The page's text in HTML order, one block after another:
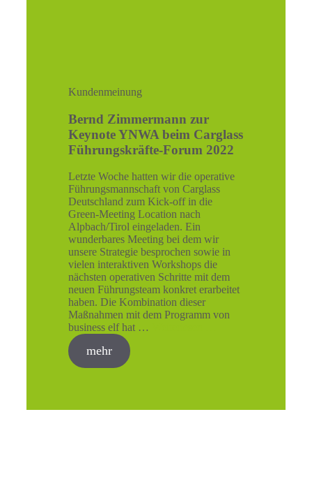
Kundenmeinung
Bernd Zimmermann zur
Keynote YNWA beim Carglass
Führungskräfte-Forum 2022
Letzte Woche hatten wir die operative
Führungsmannschaft von Carglass
Deutschland zum Kick-off in die
Green-Meeting Location nach
Alpbach/Tirol eingeladen. Ein
wunderbares Meeting bei dem wir
unsere Strategie besprochen sowie in
vielen interaktiven Workshops die
nächsten operativen Schritte mit dem
neuen Führungsteam konkret erarbeitet
haben. Die Kombination dieser
Maßnahmen mit dem Programm von
business elf hat …
mehr